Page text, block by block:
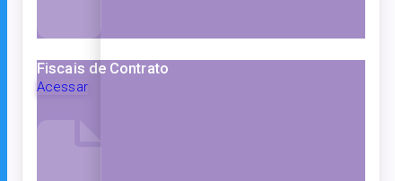
Fiscais de Contrato
Acessar